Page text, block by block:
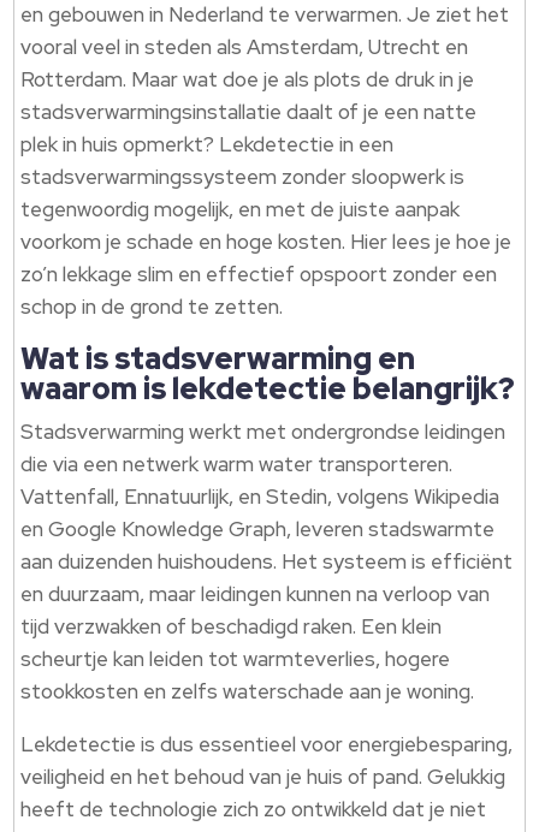
en gebouwen in Nederland te verwarmen. Je ziet het
vooral veel in steden als Amsterdam, Utrecht en
Rotterdam. Maar wat doe je als plots de druk in je
stadsverwarmingsinstallatie daalt of je een natte
plek in huis opmerkt? Lekdetectie in een
stadsverwarmingssysteem zonder sloopwerk is
tegenwoordig mogelijk, en met de juiste aanpak
voorkom je schade en hoge kosten. Hier lees je hoe je
zo’n lekkage slim en effectief opspoort zonder een
schop in de grond te zetten.
Wat is stadsverwarming en
waarom is lekdetectie belangrijk?
Stadsverwarming werkt met ondergrondse leidingen
die via een netwerk warm water transporteren.
Vattenfall, Ennatuurlijk, en Stedin, volgens Wikipedia
en Google Knowledge Graph, leveren stadswarmte
aan duizenden huishoudens. Het systeem is efficiënt
en duurzaam, maar leidingen kunnen na verloop van
tijd verzwakken of beschadigd raken. Een klein
scheurtje kan leiden tot warmteverlies, hogere
stookkosten en zelfs waterschade aan je woning.
Lekdetectie is dus essentieel voor energiebesparing,
veiligheid en het behoud van je huis of pand. Gelukkig
heeft de technologie zich zo ontwikkeld dat je niet